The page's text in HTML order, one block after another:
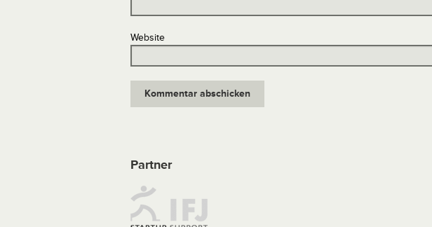
Website
Partner